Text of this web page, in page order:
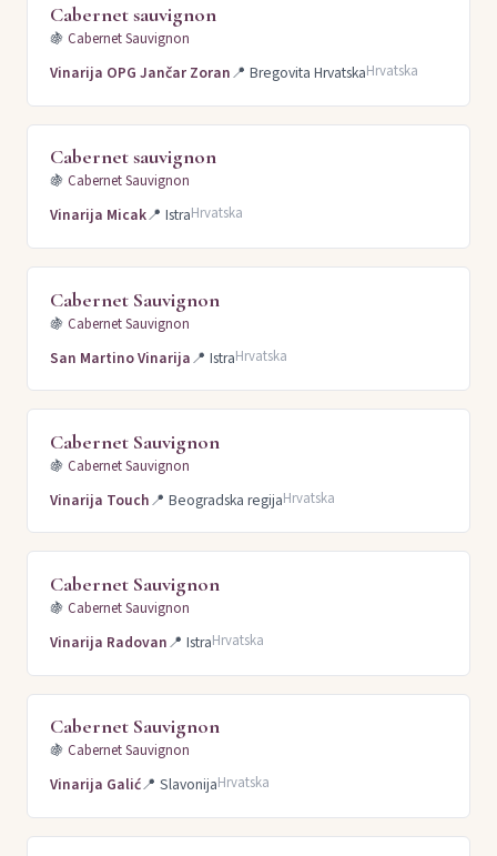
Cabernet sauvignon
🍇 Cabernet Sauvignon
Vinarija OPG Jančar Zoran📍 Bregovita HrvatskaHrvatska
Cabernet sauvignon
🍇 Cabernet Sauvignon
Vinarija Micak📍 IstraHrvatska
Cabernet Sauvignon
🍇 Cabernet Sauvignon
San Martino Vinarija📍 IstraHrvatska
Cabernet Sauvignon
🍇 Cabernet Sauvignon
Vinarija Touch📍 Beogradska regijaHrvatska
Cabernet Sauvignon
🍇 Cabernet Sauvignon
Vinarija Radovan📍 IstraHrvatska
Cabernet Sauvignon
🍇 Cabernet Sauvignon
Vinarija Galić📍 SlavonijaHrvatska